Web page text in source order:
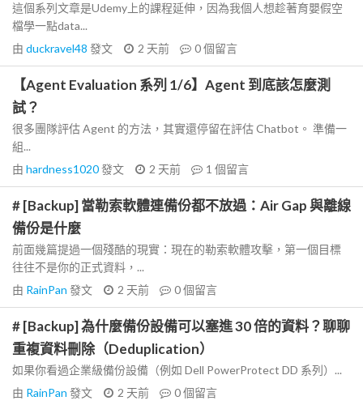
這個系列文章是Udemy上的課程延伸，因為我個人想趁著育嬰假空
檔學一點data...
由 duckravel48 發文 2 天前 0個留言
【Agent Evaluation 系列 1/6】Agent 到底該怎麼測
試？
很多團隊評估 Agent 的方法，其實還停留在評估 Chatbot。 準備一
組...
由 hardness1020發文 2 天前 1 個留言
# [Backup] 當勒索軟體連備份都不放過：Air Gap 與離線
備份是什麼
前面幾篇提過一個殘酷的現實：現在的勒索軟體攻擊，第一個目標
往往不是你的正式資料，...
由 RainPan 發文 2 天前 0個留言
# [Backup] 為什麼備份設備可以塞進 30 倍的資料？聊聊
重複資料刪除（Deduplication）
如果你看過企業級備份設備（例如 Dell PowerProtect DD 系列）...
由 RainPan 發文 2 天前 0個留言